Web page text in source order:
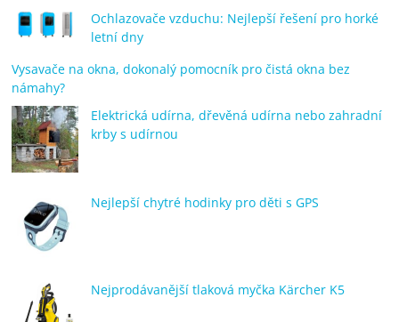
Ochlazovače vzduchu: Nejlepší řešení pro horké
letní dny
Vysavače na okna, dokonalý pomocník pro čistá okna bez
námahy?
Elektrická udírna, dřevěná udírna nebo zahradní
krby s udírnou
Nejlepší chytré hodinky pro děti s GPS
Nejprodávanější tlaková myčka Kärcher K5